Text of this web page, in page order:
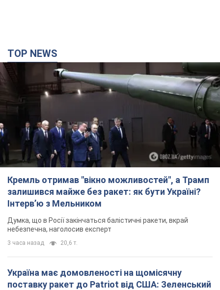
TOP NEWS
Кремль отримав "вікно можливостей", а Трамп
залишився майже без ракет: як бути Україні?
Інтерв’ю з Мельником
Думка, що в Росії закінчаться балістичні ракети, вкрай
небезпечна, наголосив експерт
3 часа назад 20,6 т.
Україна має домовленості на щомісячну
поставку ракет до Patriot від США: Зеленський